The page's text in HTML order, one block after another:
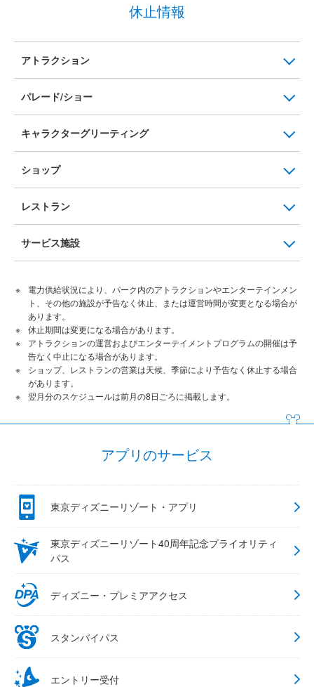
休止情報
アトラクション
パレード/ショー
キャラクターグリーティング
ショップ
レストラン
サービス施設
電力供給状況により、パーク内のアトラクションやエンターテインメン
ト、その他の施設が予告なく休止、または運営時間が変更となる場合が
あります。
休止期間は変更になる場合があります。
アトラクションの運営およびエンターテイメントプログラムの開催は予
告なく中止になる場合があります。
ショップ、レストランの営業は天候、季節により予告なく休止する場合
があります。
翌月分のスケジュールは前月の8日ごろに掲載します。
アプリのサービス
東京ディズニーリゾート・アプリ
東京ディズニーリゾート40周年記念プライオリティ
パス
ディズニー・プレミアアクセス
スタンバイパス
エントリー受付